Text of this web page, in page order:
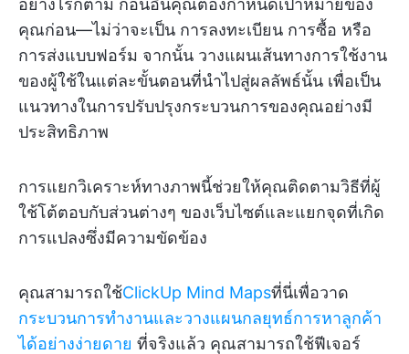
อย่างไรก็ตาม ก่อนอื่นคุณต้องกำหนดเป้าหมายของ
คุณก่อน—ไม่ว่าจะเป็น การลงทะเบียน การซื้อ หรือ
การส่งแบบฟอร์ม จากนั้น วางแผนเส้นทางการใช้งาน
ของผู้ใช้ในแต่ละขั้นตอนที่นำไปสู่ผลลัพธ์นั้น เพื่อเป็น
แนวทางในการปรับปรุงกระบวนการของคุณอย่างมี
ประสิทธิภาพ
การแยกวิเคราะห์ทางภาพนี้ช่วยให้คุณติดตามวิธีที่ผู้
ใช้โต้ตอบกับส่วนต่างๆ ของเว็บไซต์และแยกจุดที่เกิด
การแปลงซึ่งมีความขัดข้อง
คุณสามารถใช้ClickUp Mind Mapsที่นี่เพื่อวาด
กระบวนการทำงานและวางแผนกลยุทธ์การหาลูกค้า
ได้อย่างง่ายดาย ที่จริงแล้ว คุณสามารถใช้ฟีเจอร์